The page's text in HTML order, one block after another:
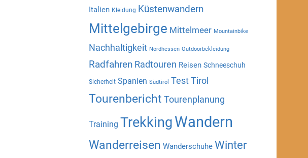
Italien Kleidung Küstenwandern
Mittelgebirge Mittelmeer Mountainbike
Nachhaltigkeit Nordhessen Outdoorbekleidung
Radfahren Radtouren Reisen Schneeschuh
Sicherheit Spanien Südtirol TestTirol
Tourenbericht Tourenplanung
Training TrekkingWandern
Wanderreisen Wanderschuhe Winter